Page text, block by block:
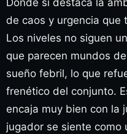
Donde sí destaca la
de caos y urgencia que
Los niveles no siguen
que parecen mundos
sueño febril, lo que
frenético del conjunto.
encaja muy bien con la
jugador se siente como